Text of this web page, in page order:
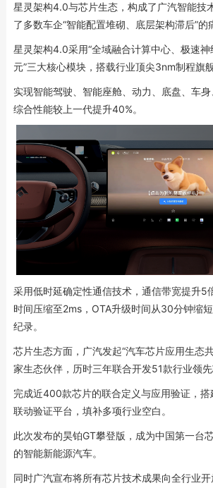
星灵架构4.0与芯片生态，构成了广汽智能技
了多数车企“智能配置堆砌、底层架构滞后”的
星灵架构4.0采用“全域融合计算中心、极速
元”三大核心模块，搭载行业顶尖3nm制程旗舰
实现智能驾驶、智能座舱、动力、底盘、车身
综合性能较上一代提升40%。
采用低时延确定性通信技术，通信带宽提升5
时间压缩至2ms，OTA升级时间从30分钟缩
纪录。
芯片生态方面，广汽发起“汽车芯片应用生态
家生态伙伴，历时三年联合开发51款行业领先
完成近400款芯片的联合定义与应用验证，
联动验证平台，填补多项行业空白。
此次发布的昊铂GT攀登版，成为中国第一台
的智能新能源汽车。
同时广汽宣布将所有芯片技术成果向全行业